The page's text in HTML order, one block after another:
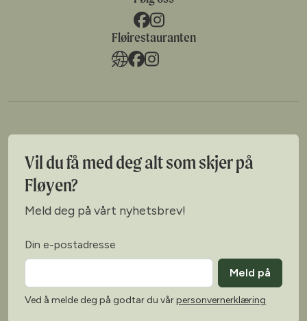
Fløirestauranten
Vil du få med deg alt som skjer på
Fløyen?
Meld deg på vårt nyhetsbrev!
Din e-postadresse
Meld på
Ved å melde deg på godtar du vårpersonvernerklæring